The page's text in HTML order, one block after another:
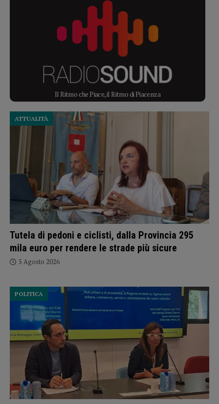
Il Ritmo che Piace, il Ritmo di Piacenza
Tutela di pedoni e ciclisti, dalla Provincia 295
mila euro per rendere le strade più sicure
ATTUALITÀ
5 Agosto 2026
POLITICA